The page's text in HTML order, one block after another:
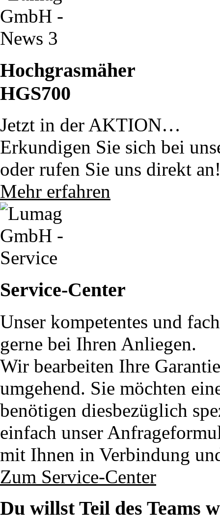
Hochgrasmäher
HGS700
Jetzt in der AKTION…
Erkundigen Sie sich bei
oder rufen Sie uns direkt
Mehr erfahren
Service-Center
Unser kompetentes und
gerne bei Ihren Anliegen.
Wir bearbeiten Ihre
umgehend. Sie möchten
benötigen diesbezüglich
einfach unser
mit Ihnen in Verbindung
Zum Service-Center
Du willst Teil des Teams